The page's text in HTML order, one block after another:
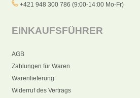
+421 948 300 786 (9:00-14:00 Mo-Fr)
EINKAUFSFÜHRER
AGB
Zahlungen für Waren
Warenlieferung
Widerruf des Vertrags